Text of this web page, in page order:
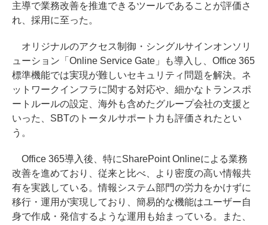
主導で業務改善を推進できるツールであることが評価さ
れ、採用に至った。
オリジナルのアクセス制御・シングルサインオンソリ
ューション「Online Service Gate」も導入し、Office 365
標準機能では実現が難しいセキュリティ問題を解決。ネ
ットワークインフラに関する対応や、細かなトランスポ
ートルールの設定、海外も含めたグループ会社の支援と
いった、SBTのトータルサポート力も評価されたとい
う。
Office 365導入後、特にSharePoint Onlineによる業務
改善を進めており、従来と比べ、より密度の高い情報共
有を実践している。情報システム部門の労力をかけずに
移行・運用が実現しており、簡易的な機能はユーザー自
身で作成・発信するような運用も始まっている。また、